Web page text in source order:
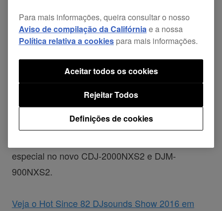
DJsounds Show 2016 - Hot Since 82
Para o primeiro espetáculo de 2016 temos o
especial no novo CDJ-2000NXS2 e DJM-
900NXS2.
Veja o Hot Since 82 DJsounds Show 2016 em
Para mais informações, queira consultar o nosso
Aviso de compilação da Califórniae a nossa
Política relativa a cookiespara mais informações.
Definições de cookies
Rejeitar Todos
Aceitar todos os cookies